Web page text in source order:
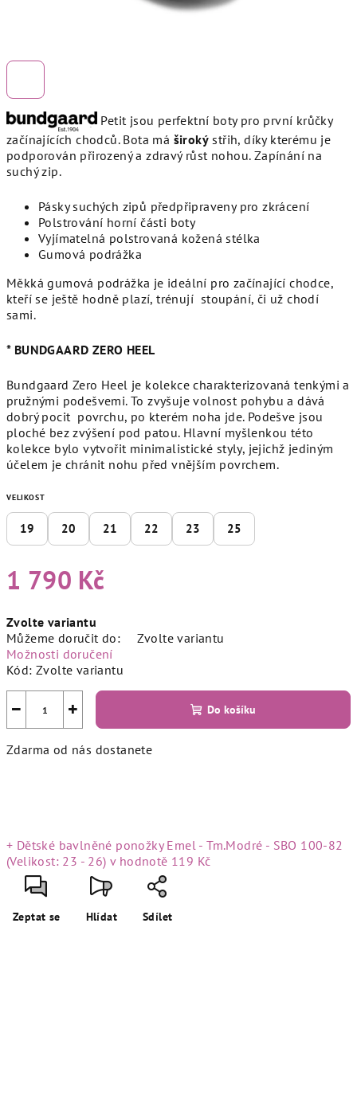
Petit jsou perfektní boty pro první krůčky
začínajících chodců. Bota má široký střih, díky kterému je
podporován přirozený a zdravý růst nohou. Zapínání na
suchý zip.
Pásky suchých zipů předpřipraveny pro zkrácení
Polstrování horní části boty
Vyjímatelná polstrovaná kožená stélka
Gumová podrážka
Měkká gumová podrážka je ideální pro začínající chodce,
kteří se ještě hodně plazí, trénují stoupání, či už chodí
sami.
* BUNDGAARD ZERO HEEL
Bundgaard Zero Heel je kolekce charakterizovaná tenkými a
pružnými podešvemi. To zvyšuje volnost pohybu a dává
dobrý pocit povrchu, po kterém noha jde. Podešve jsou
ploché bez zvýšení pod patou. Hlavní myšlenkou této
kolekce bylo vytvořit minimalistické styly, jejichž jediným
účelem je chránit nohu před vnějším povrchem.
VELIKOST
19 20 21 22 23 25
1 790 Kč
cena:
Zvolte variantu
Můžeme doručit do:
Zvolte variantu
Možnosti doručení
Kód: Zvolte variantu
+
− Do košíku
Zdarma od nás dostanete
+ Dětské bavlněné ponožky Emel - Tm.Modré - SBO 100-82
(Velikost: 23 - 26)v hodnotě 119 Kč
Zeptat se Hlídat Sdílet